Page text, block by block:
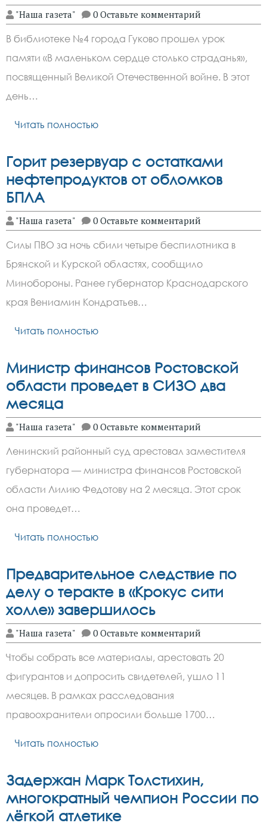
"Наша газета" 0 Оставьте комментарий
В библиотеке №4 города Гуково прошел урок
памяти «В маленьком сердце столько страданья»,
посвященный Великой Отечественной войне. В этот
день…
Читать полностью
Горит резервуар с остатками
нефтепродуктов от обломков
БПЛА
"Наша газета" 0 Оставьте комментарий
Силы ПВО за ночь сбили четыре беспилотника в
Брянской и Курской областях, сообщило
Минобороны. Ранее губернатор Краснодарского
края Вениамин Кондратьев…
Читать полностью
Министр финансов Ростовской
области проведет в СИЗО два
месяца
"Наша газета" 0 Оставьте комментарий
Ленинский районный суд арестовал заместителя
губернатора — министра финансов Ростовской
области Лилию Федотову на 2 месяца. Этот срок
она проведет…
Читать полностью
Предварительное следствие по
делу о теракте в «Крокус сити
холле» завершилось
"Наша газета" 0 Оставьте комментарий
Чтобы собрать все материалы, арестовать 20
фигурантов и допросить свидетелей, ушло 11
месяцев. В рамках расследования
правоохранители опросили больше 1700…
Читать полностью
Задержан Марк Толстихин,
многократный чемпион России по
лёгкой атлетике